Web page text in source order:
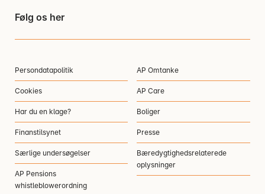
Følg os her
Persondatapolitik
Cookies
Har du en klage?
Finanstilsynet
Særlige undersøgelser
AP Pensions
whistleblowerordning
AP Omtanke
AP Care
Boliger
Presse
Bæredygtighedsrelaterede
oplysninger